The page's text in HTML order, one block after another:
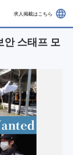
求人掲載はこちら language
안 스태프 모